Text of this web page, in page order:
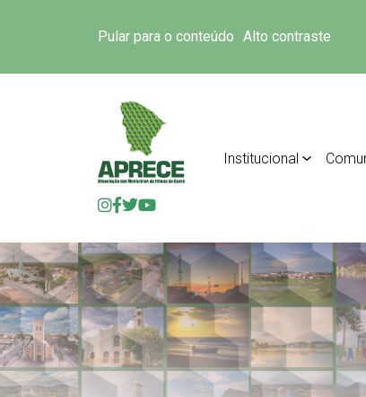
Pular para o conteúdo Alto contraste
Institucional